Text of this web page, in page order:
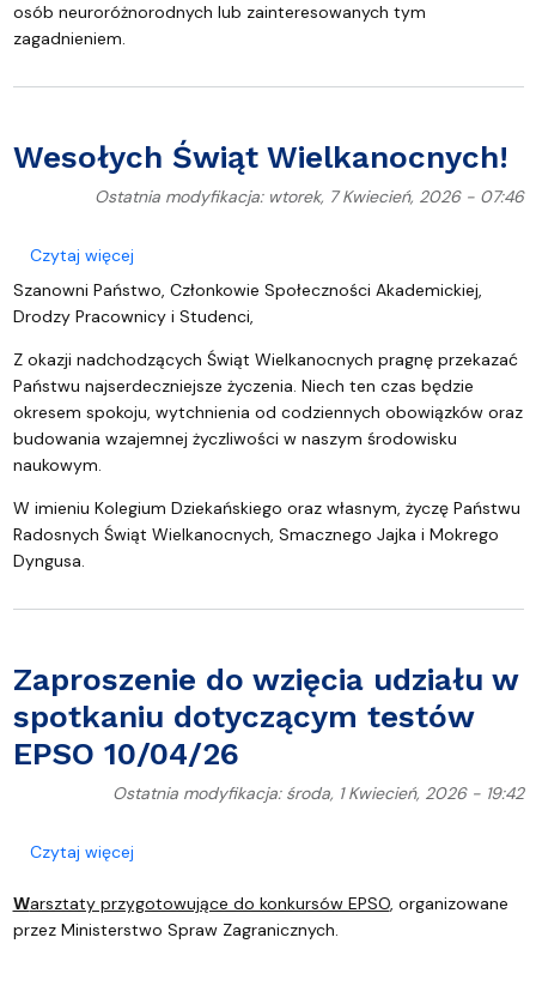
osób neuroróżnorodnych lub zainteresowanych tym
zagadnieniem.
Wesołych Świąt Wielkanocnych!
Ostatnia modyfikacja: wtorek, 7 Kwiecień, 2026 - 07:46
Czytaj więcejo Wesołych Świąt Wielkanocnych!
Szanowni Państwo, Członkowie Społeczności Akademickiej,
Drodzy Pracownicy i Studenci,
Z okazji nadchodzących Świąt Wielkanocnych pragnę przekazać
Państwu najserdeczniejsze życzenia. Niech ten czas będzie
okresem spokoju, wytchnienia od codziennych obowiązków oraz
budowania wzajemnej życzliwości w naszym środowisku
naukowym.
W imieniu Kolegium Dziekańskiego oraz własnym, życzę Państwu
Radosnych Świąt Wielkanocnych, Smacznego Jajka i Mokrego
Dyngusa.
Zaproszenie do wzięcia udziału w
spotkaniu dotyczącym testów
EPSO 10/04/26
Ostatnia modyfikacja: środa, 1 Kwiecień, 2026 - 19:42
Czytaj więcejo Zaproszenie do wzięcia udziału w spotkaniu
Warsztaty przygotowujące do konkursów EPSO, organizowane
przez Ministerstwo Spraw Zagranicznych.